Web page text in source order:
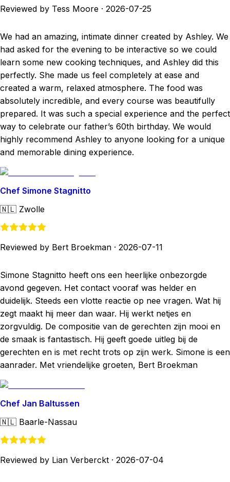
Reviewed by Tess Moore · 2026-07-25
We had an amazing, intimate dinner created by Ashley. We
had asked for the evening to be interactive so we could
learn some new cooking techniques, and Ashley did this
perfectly. She made us feel completely at ease and
created a warm, relaxed atmosphere. The food was
absolutely incredible, and every course was beautifully
prepared. It was such a special experience and the perfect
way to celebrate our father’s 60th birthday. We would
highly recommend Ashley to anyone looking for a unique
and memorable dining experience.
Chef Simone Stagnitto
🇳🇱 Zwolle
Reviewed by Bert Broekman · 2026-07-11
Simone Stagnitto heeft ons een heerlijke onbezorgde
avond gegeven. Het contact vooraf was helder en
duidelijk. Steeds een vlotte reactie op nee vragen. Wat hij
zegt maakt hij meer dan waar. Hij werkt netjes en
zorgvuldig. De compositie van de gerechten zijn mooi en
de smaak is fantastisch. Hij geeft goede uitleg bij de
gerechten en is met recht trots op zijn werk. Simone is een
aanrader. Met vriendelijke groeten, Bert Broekman
Chef Jan Baltussen
🇳🇱 Baarle-Nassau
Reviewed by Lian Verberckt · 2026-07-04